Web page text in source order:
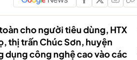
cho người tiêu dùng, HTX
thị trấn Chúc Sơn, huyện
dụng công nghệ cao vào các